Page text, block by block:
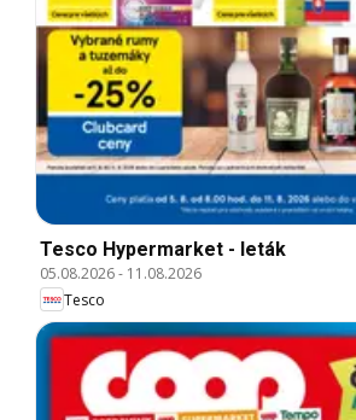
Tesco Hypermarket - leták
05.08.2026- 11.08.2026
Tesco